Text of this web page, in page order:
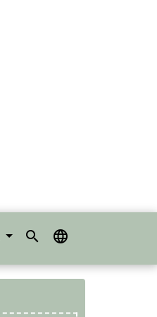
search language